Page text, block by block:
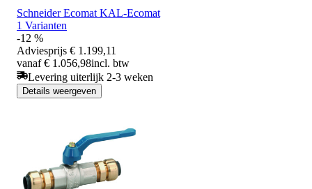
Schneider Ecomat KAL-Ecomat
1 Varianten
-12 %
Adviesprijs € 1.199,11
vanaf € 1.056,98incl. btw
Levering uiterlijk 2-3 weken
Details weergeven